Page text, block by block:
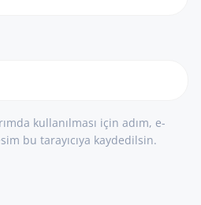
kullanılması için adım, e-
bu tarayıcıya kaydedilsin.